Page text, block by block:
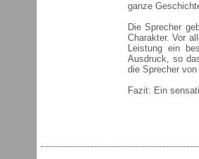
ganze
Die Sprecher
Charakter. Vor
Leistung ein
Ausdruck, so
die Sprecher
Fazit: Ein